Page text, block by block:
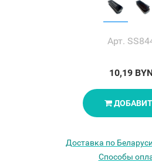
Арт.
10,19
Доставка по
Способы